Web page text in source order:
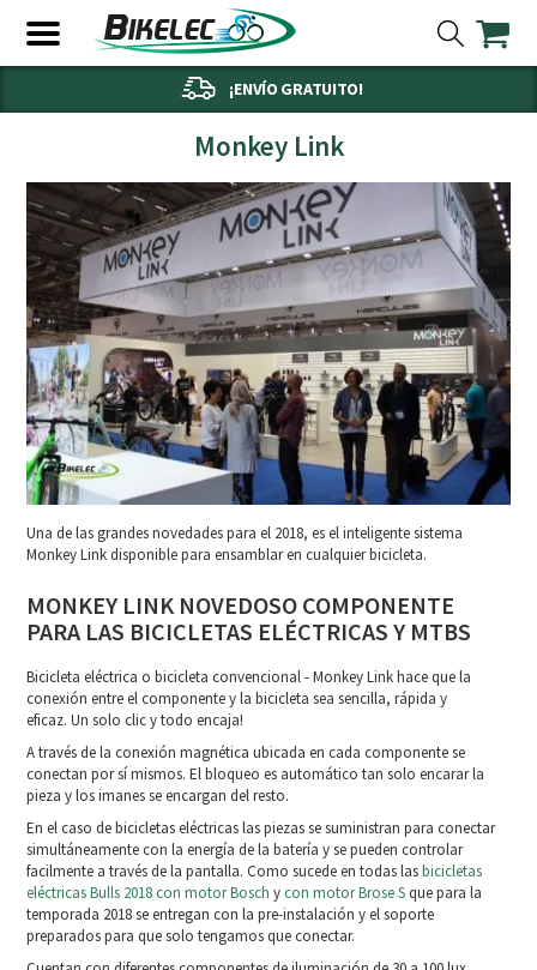
¡ENVÍO GRATUITO!
Monkey Link
Una de las grandes novedades para el 2018, es el inteligente sistema
Monkey Link disponible para ensamblar en cualquier bicicleta.
MONKEY LINK NOVEDOSO COMPONENTE
PARA LAS BICICLETAS ELÉCTRICAS Y MTBS
Bicicleta eléctrica o bicicleta convencional - Monkey Link hace que la
conexión entre el componente y la bicicleta sea sencilla, rápida y
eficaz. Un solo clic y todo encaja!
A través de la conexión magnética ubicada en cada componente se
conectan por sí mismos. El bloqueo es automático tan solo encarar la
pieza y los imanes se encargan del resto.
En el caso de bicicletas eléctricas las piezas se suministran para conectar
simultáneamente con la energía de la batería y se pueden controlar
facilmente a través de la pantalla. Como sucede en todas lasbicicletas
eléctricas Bulls 2018 con motor Bosch y con motor Brose Sque para la
temporada 2018 se entregan con la pre-instalación y el soporte
preparados para que solo tengamos que conectar.